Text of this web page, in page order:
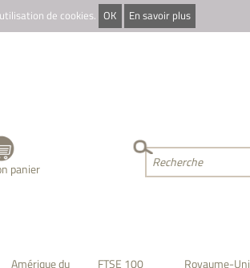
de cookies. OK En savoir plus
panier
Amérique du
FTSE 100
Royaume-Uni